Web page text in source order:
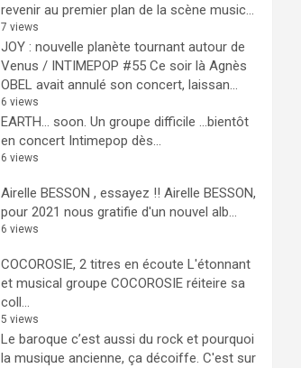
revenir au premier plan de la scène music...
7 views
JOY : nouvelle planète tournant autour de
Venus / INTIMEPOP #55 Ce soir là Agnès
OBEL avait annulé son concert, laissan...
6 views
EARTH… soon. Un groupe difficile ...bientôt
en concert Intimepop dès...
6 views
Airelle BESSON , essayez !! Airelle BESSON,
pour 2021 nous gratifie d'un nouvel alb...
6 views
COCOROSIE, 2 titres en écoute L'étonnant
et musical groupe COCOROSIE réiteire sa
coll...
5 views
Le baroque c’est aussi du rock et pourquoi
la musique ancienne, ça décoiffe. C'est sur